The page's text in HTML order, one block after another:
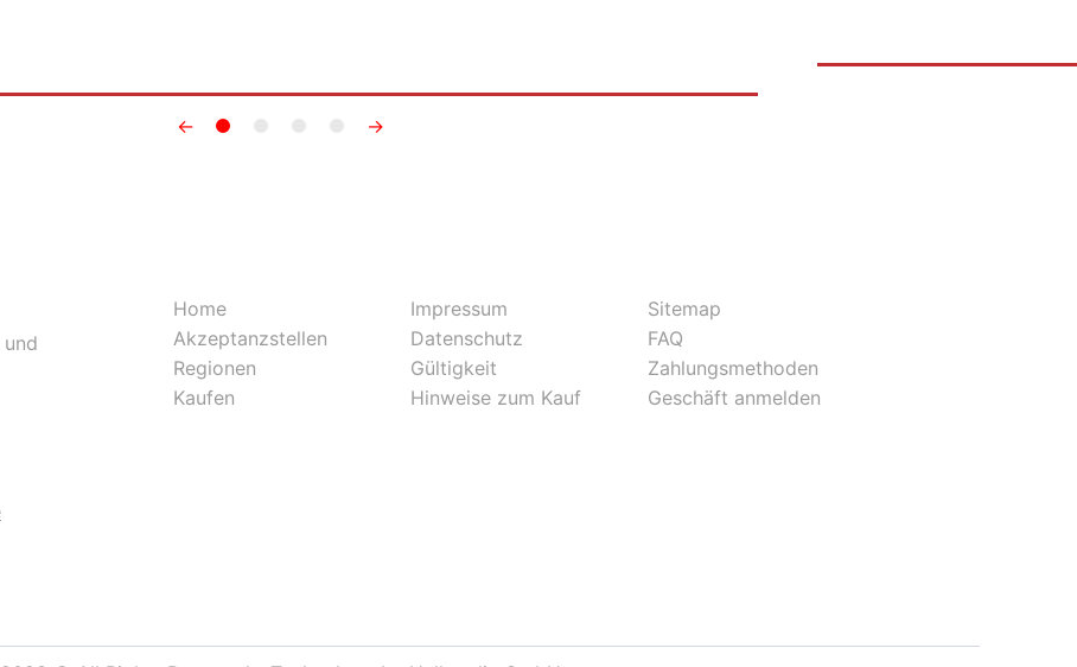
← →
Home
Akzeptanzstellen
Regionen
Kaufen
Impressum
Datenschutz
Gültigkeit
Hinweise zum Kauf
Sitemap
FAQ
Zahlungsmethoden
Geschäft anmelden